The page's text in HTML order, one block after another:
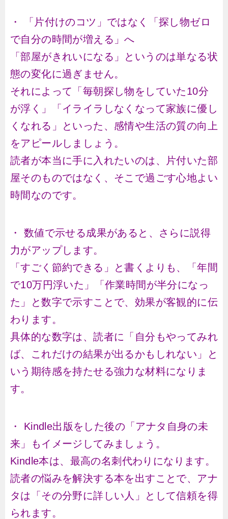
・ 「片付けのコツ」ではなく「探し物ゼロ
で自分の時間が増える」へ
「部屋がきれいになる」というのは単なる状
態の変化に過ぎません。
それによって「毎朝探し物をしていた10分
が浮く」「イライラしなくなって家族に優し
くなれる」といった、感情や生活の質の向上
をアピールしましょう。
読者が本当に手に入れたいのは、片付いた部
屋そのものではなく、そこで過ごす心地よい
時間なのです。
・ 数値で示せる成果があると、さらに説得
力がアップします。
「すごく節約できる」と書くよりも、「年間
で10万円浮いた」「作業時間が半分になっ
た」と数字で示すことで、効果が客観的に伝
わります。
具体的な数字は、読者に「自分もやってみれ
ば、これだけの結果が出るかもしれない」と
いう期待感を持たせる強力な材料になりま
す。
・ Kindle出版をした後の「アナタ自身の未
来」もイメージしてみましょう。
Kindle本は、最高の名刺代わりになります。
読者の悩みを解決する本を出すことで、アナ
タは「その分野に詳しい人」として信頼を得
られます。